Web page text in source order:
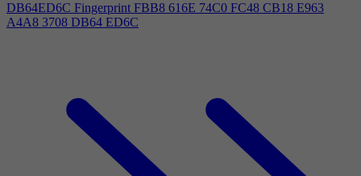
DB64ED6C Fingerprint FBB8 616E 74C0 FC48 CB18 E963
A4A8 3708 DB64 ED6C